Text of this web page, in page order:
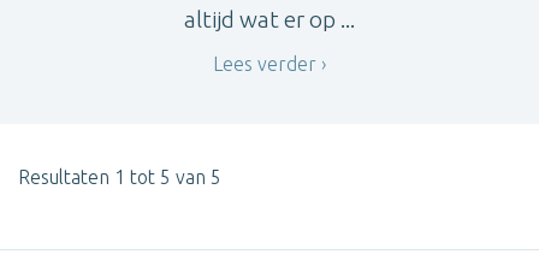
altijd wat er op ...
Lees verder
Resultaten 1 tot 5 van 5